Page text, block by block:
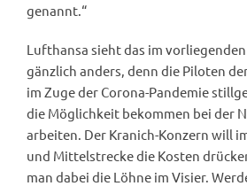
genannt.“
Lufthansa sieht das im
gänzlich anders, denn die Piloten
im Zuge der Corona-Pandemie
die Möglichkeit bekommen bei der
arbeiten. Der Kranich-Konzern will
und Mittelstrecke die Kosten
man dabei die Löhne im Visier.